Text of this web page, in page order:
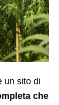
un sito di
che